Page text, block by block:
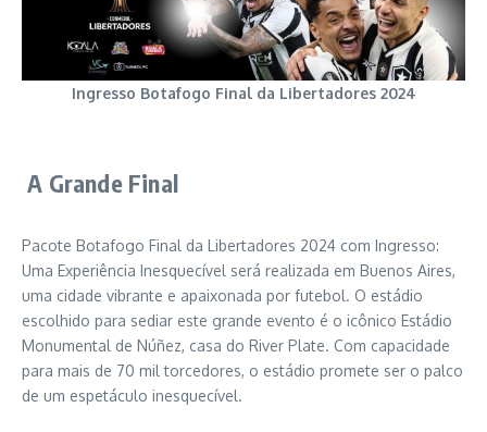
Ingresso Botafogo Final da Libertadores 2024
A Grande Final
Pacote Botafogo Final da Libertadores 2024 com Ingresso:
Uma Experiência Inesquecível será realizada em Buenos Aires,
uma cidade vibrante e apaixonada por futebol. O estádio
escolhido para sediar este grande evento é o icônico Estádio
Monumental de Núñez, casa do River Plate. Com capacidade
para mais de 70 mil torcedores, o estádio promete ser o palco
de um espetáculo inesquecível.